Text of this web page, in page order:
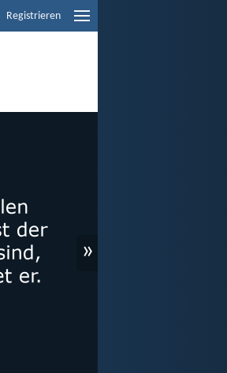
Registrieren
»